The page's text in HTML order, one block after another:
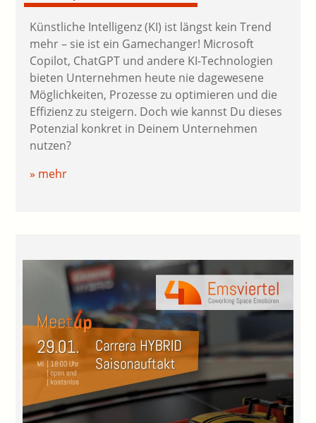
Künstliche Intelligenz (KI) ist längst kein Trend
mehr – sie ist ein Gamechanger! Microsoft
Copilot, ChatGPT und andere KI-Technologien
bieten Unternehmen heute nie dagewesene
Möglichkeiten, Prozesse zu optimieren und die
Effizienz zu steigern. Doch wie kannst Du dieses
Potenzial konkret in Deinem Unternehmen
nutzen?
» mehr